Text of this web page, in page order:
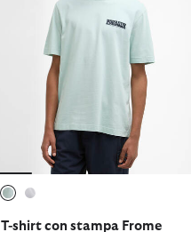
T-shirt con stampa Frome